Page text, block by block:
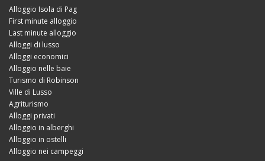
Alloggio Isola di Pag
First minute alloggio
Last minute alloggio
Alloggi di lusso
Alloggi economici
Alloggio nelle baie
Turismo di Robinson
Ville di Lusso
Agriturismo
Alloggi privati
Alloggio in alberghi
Alloggio in ostelli
Alloggio nei campeggi